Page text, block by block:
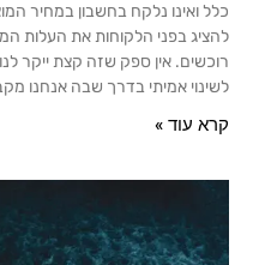
כלל ואינו נלקח בחשבון במחיר
להציג בפני הלקוחות את העלות
רוכשים. אין ספק שזה קצת ייקר
לשינוי אמיתי בדרך שבה אנחנו
קרא עוד »